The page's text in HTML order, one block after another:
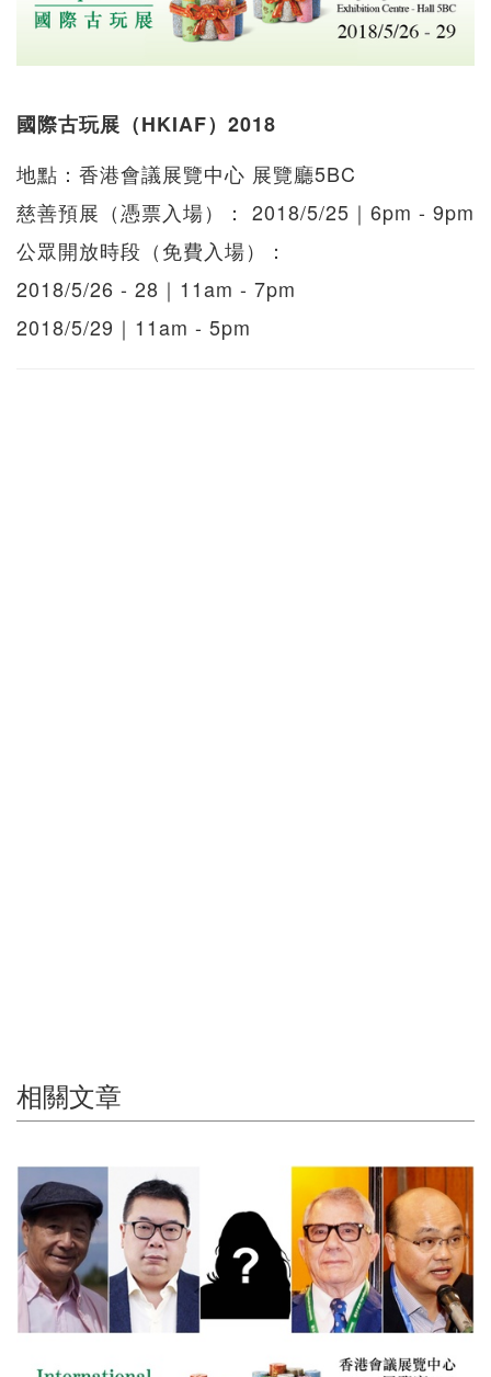
國際古玩展（HKIAF）2018
地點：香港會議展覽中心 展覽廳5BC
慈善預展（憑票入場）： 2018/5/25｜6pm - 9pm
公眾開放時段（免費入場）：
2018/5/26 - 28｜11am - 7pm
2018/5/29｜11am - 5pm
相關文章